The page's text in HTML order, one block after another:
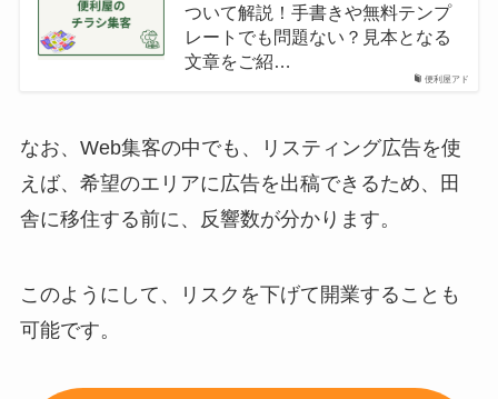
便利屋アド
ついて解説！手書きや無料テンプ
レートでも問題ない？見本となる
文章をご紹…
なお、Web集客の中でも、リスティング広告を使
えば、希望のエリアに広告を出稿できるため、田
舎に移住する前に、反響数が分かります。
このようにして、リスクを下げて開業することも
可能です。